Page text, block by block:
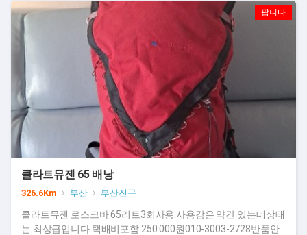
팝니다
클라트뮤젠 65 배낭
326.6Km 부산 부산진구
클라트뮤젠 로스크바 65리트3회사용.사용감은 약간 있는데상태
는 최상급입니다.택배비포함 250.000원010-3003-2728반품안